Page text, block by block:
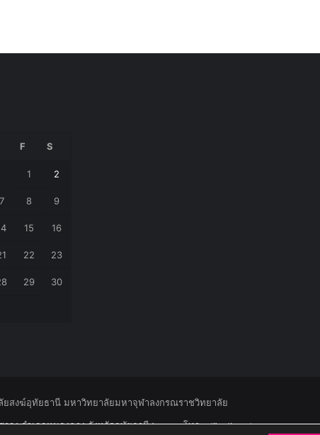
F S
1 2
7 8 9
15 16
22 23
29 30
สงฆ์อุทัยธานี มหาวิทยาลัยมหาจุฬาลงกรณราชวิทยาลัย
วง อำเภอหนองฉาง จังหวัดอุทัยธานี ๖๑๑๑๐ โทร.๐๕๖-๕๓๑๑๒๐